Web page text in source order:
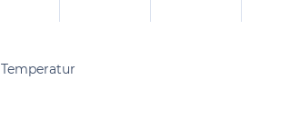
Temperatur